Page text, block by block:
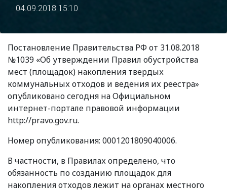
04.09.2018 15:10
Постановление Правительства РФ от 31.08.2018
№1039 «Об утверждении Правил обустройства
мест (площадок) накопления твердых
коммунальных отходов и ведения их реестра»
опубликовано сегодня на Официальном
интернет-портале правовой информации
http://pravo.gov.ru.
Номер опубликования: 0001201809040006.
В частности, в Правилах определено, что
обязанность по созданию площадок для
накопления отходов лежит на органах местного